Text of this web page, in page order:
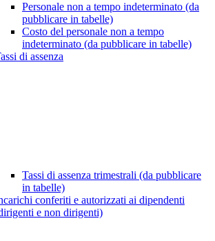
Personale non a tempo indeterminato (da
pubblicare in tabelle)
Costo del personale non a tempo
indeterminato (da pubblicare in tabelle)
di assenza
Tassi di assenza trimestrali (da pubblicare
in tabelle)
conferiti e autorizzati ai dipendenti
e non dirigenti)